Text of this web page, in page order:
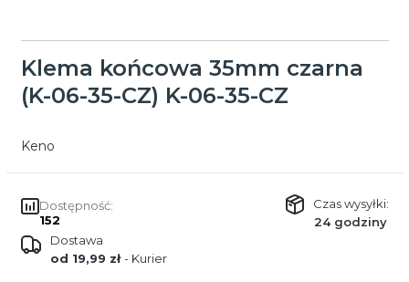
Klema końcowa 35mm czarna
(K-06-35-CZ) K-06-35-CZ
Keno
Dostępność:
152
Czas wysyłki:
24 godziny
Dostawa
od 19,99 zł- Kurier